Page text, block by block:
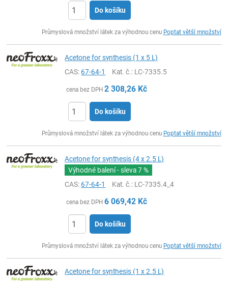
Do košíku
Průmyslová množství látek za výhodnou cenu Poptat větší množství
Acetone for synthesis (1 x 5 L)
CAS:67-64-1 Kat. č.: LC-7335.5
cena bez DPH 2 308,26 Kč
Do košíku
Průmyslová množství látek za výhodnou cenu Poptat větší množství
Acetone for synthesis (4 x 2.5 L)
Výhodné balení - sleva7 %
CAS:67-64-1 Kat. č.: LC-7335.4_4
cena bez DPH 6 069,42 Kč
Do košíku
Průmyslová množství látek za výhodnou cenu Poptat větší množství
Acetone for synthesis (1 x 2.5 L)